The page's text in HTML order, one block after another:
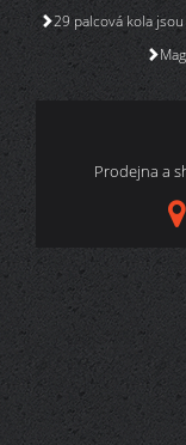
29 palcová kola
Prodejna a